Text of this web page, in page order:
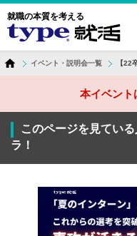
就職の本質を考える
イベント・説明会一覧 【22
本イベント
このページを見てい
ラ！